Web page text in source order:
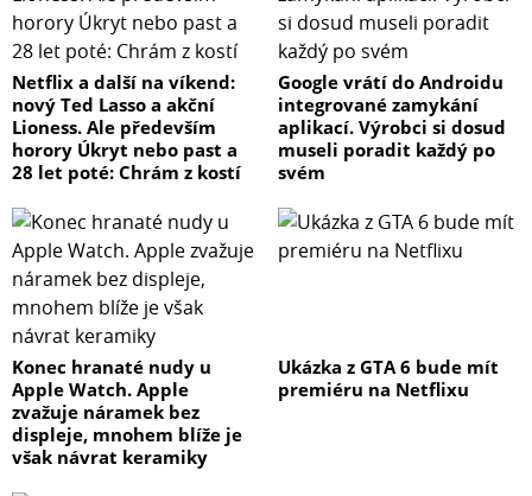
Netflix a další na víkend:
nový Ted Lasso a akční
Lioness. Ale především
horory Úkryt nebo past a
28 let poté: Chrám z kostí
Google vrátí do Androidu
integrované zamykání
aplikací. Výrobci si dosud
museli poradit každý po
svém
Konec hranaté nudy u
Apple Watch. Apple
zvažuje náramek bez
displeje, mnohem blíže je
však návrat keramiky
Ukázka z GTA 6 bude mít
premiéru na Netflixu